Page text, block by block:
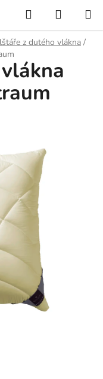
Hledat
KOŠÍK
z dutého vlákna /